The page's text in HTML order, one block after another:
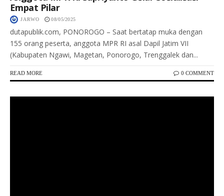
Empat Pilar
JARWO 08/05/2025
dutapublik.com, PONOROGO – Saat bertatap muka dengan
155 orang peserta, anggota MPR RI asal Dapil Jatim VII
(Kabupaten Ngawi, Magetan, Ponorogo, Trenggalek dan...
READ MORE 0 COMMENT
Keterangan Gambar: Ketua Komisi V DPR RI Lasarus,